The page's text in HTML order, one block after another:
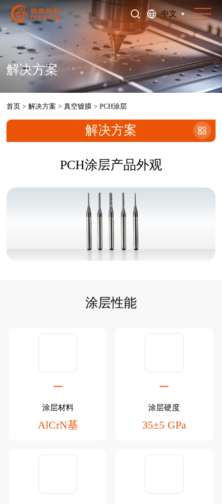
中文
解决方案
首页 >解决方案 >真空镀膜 >PCH涂层
解决方案
PCH涂层产品外观
涂层性能
涂层材料
AlCrN基
涂层硬度
35±5 GPa